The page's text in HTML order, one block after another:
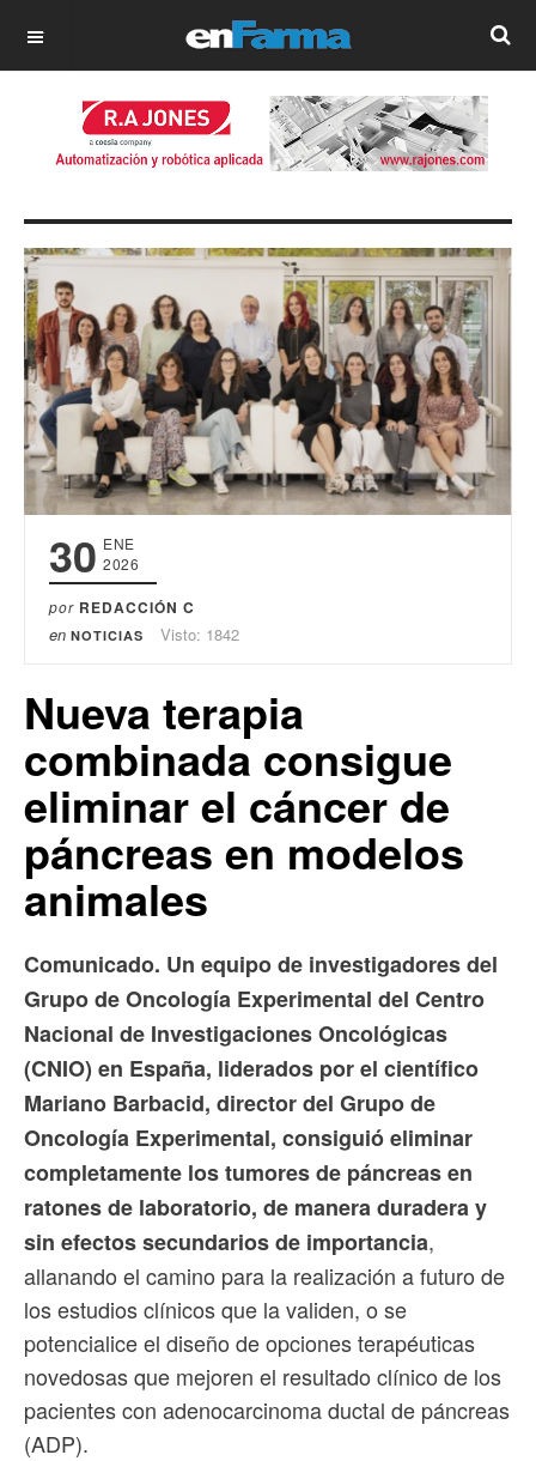
OFF CANVAS
30 ENE
2026
por REDACCIÓN C
en NOTICIAS Visto: 1842
Nueva terapia
combinada consigue
eliminar el cáncer de
páncreas en modelos
animales
Comunicado. Un equipo de investigadores del
Grupo de Oncología Experimental del Centro
Nacional de Investigaciones Oncológicas
(CNIO) en España, liderados por el científico
Mariano Barbacid, director del Grupo de
Oncología Experimental, consiguió eliminar
completamente los tumores de páncreas en
ratones de laboratorio, de manera duradera y
sin efectos secundarios de importancia,
allanando el camino para la realización a futuro de
los estudios clínicos que la validen, o se
potencialice el diseño de opciones terapéuticas
novedosas que mejoren el resultado clínico de los
pacientes con adenocarcinoma ductal de páncreas
(ADP).